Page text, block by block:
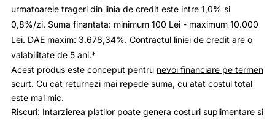
urmatoarele trageri din linia de credit este intre 1,0% si
0,8%/zi. Suma finantata: minimum 100 Lei - maximum 10.000
Lei. DAE maxim: 3.678,34%. Contractul liniei de credit are o
valabilitate de 5 ani.*
Acest produs este conceput pentru nevoi financiare pe termen
scurt. Cu cat returnezi mai repede suma, cu atat costul total
este mai mic.
Riscuri: Intarzierea platilor poate genera costuri suplimentare si